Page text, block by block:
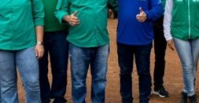
Solicitações LGPD